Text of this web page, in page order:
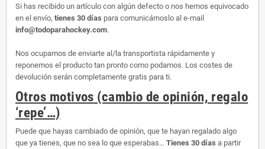
Si has recibido un artículo con algún defecto o nos hemos equivocado
en el envío, tienes 30 días para comunicárnoslo al e-mail
info@todoparahockey.com.
Nos ocupamos de enviarte al/la transportista rápidamente y
reponemos el producto tan pronto como podamos. Los costes de
devolución serán completamente gratis para ti.
Otros motivos (cambio de opinión, regalo
‘repe’…)
Puede que hayas cambiado de opinión, que te hayan regalado algo
que ya tienes, que no sea lo que esperabas… Tienes 30 días a partir